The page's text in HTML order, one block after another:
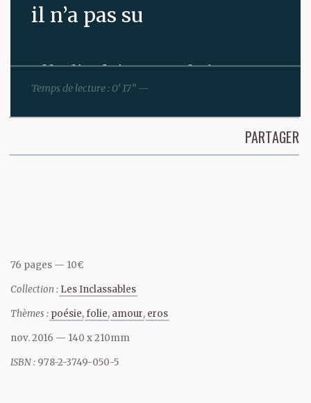
il n’a pas su
elle l’a fait pour lui
les mains
elle a voulu savoir si il
Temps de lecture : 0’ 17” —
PARTAGER
76 pages 10€
Collection : Les Inclassables
Thèmes : poésie folie amour eros
nov. 2016 — 140 x 210mm
ISBN : 978-2-3749-050-5